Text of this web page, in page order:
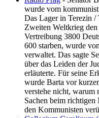
wurde vom
Das Lager in Terezin /
Zweiten Weltkrieg
Vertreibung 3800
600 starben, wurde
verwaltet. Das sagte
über das Leiden der
erläuterte. Für seine
wurde Barta vor
verstehe nicht, warum
Sachen beim
den Kommunisten